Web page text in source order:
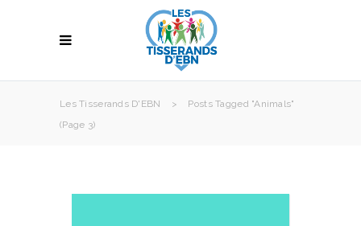
Les Tisserands D'EBN >
Posts Tagged "animals"
(Page 3)